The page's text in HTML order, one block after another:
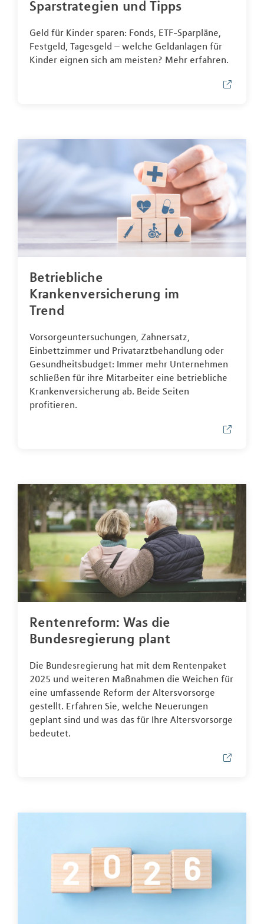
Sparstrategien und Tipps
Geld für Kinder sparen: Fonds, ETF-Sparpläne,
Festgeld, Tagesgeld – welche Geldanlagen für
Kinder eignen sich am meisten? Mehr erfahren.
Betriebliche
Krankenversicherung im
Trend
Vorsorgeuntersuchungen, Zahnersatz,
Einbettzimmer und Privatarztbehandlung oder
Gesundheitsbudget: Immer mehr Unternehmen
schließen für ihre Mitarbeiter eine betriebliche
Krankenversicherung ab. Beide Seiten
profitieren.
Rentenreform: Was die
Bundesregierung plant
Die Bundesregierung hat mit dem Rentenpaket
2025 und weiteren Maßnahmen die Weichen für
eine umfassende Reform der Altersvorsorge
gestellt. Erfahren Sie, welche Neuerungen
geplant sind und was das für Ihre Altersvorsorge
bedeutet.